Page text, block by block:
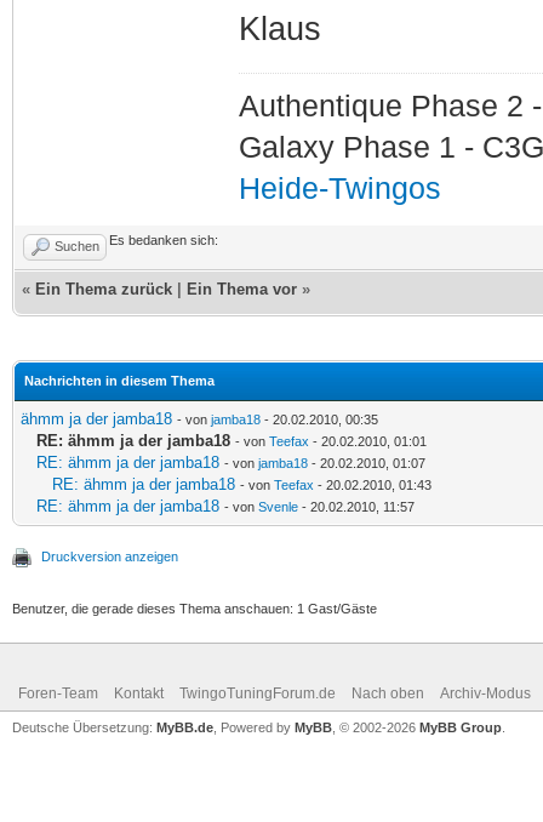
Klaus
Authentique Phase 2
Galaxy Phase 1 -
Heide-Twingos
Suchen Es bedanken sich:
« Ein Thema zurück Ein Thema vor »
Nachrichten in diesem Thema
ähmm ja der jamba18 - von jamba18 - 20.02.2010, 00:35
RE: ähmm ja der jamba18 - von Teefax - 20.02.2010, 01:01
RE: ähmm ja der jamba18 - von jamba18 - 20.02.2010, 01:07
RE: ähmm ja der jamba18 - von Teefax - 20.02.2010, 01:43
RE: ähmm ja der jamba18 - von Svenle - 20.02.2010, 11:57
Druckversion anzeigen
Benutzer, die gerade dieses Thema anschauen: 1 Gast/Gäste
Foren-Team Kontakt TwingoTuningForum.de Nach oben Archiv-Modus
Deutsche Übersetzung: MyBB.de , Powered by MyBB , © 2002-2026 MyBB Group